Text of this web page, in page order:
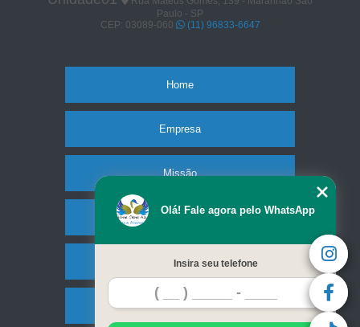
Paulo - SP
CEP: 03089-060
(11) 96833-6647
Home
Empresa
Missão
Serviços
Contato
Mapa do site
Olá! Fale agora pelo WhatsApp
Insira seu telefone